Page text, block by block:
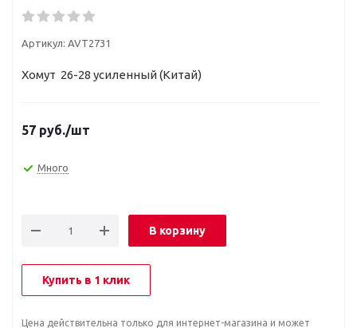
Артикул: AVT2731
Хомут 26-28 усиленный (Китай)
57 руб./шт
Много
В корзину
Купить в 1 клик
Цена действительна только для интернет-магазина и может